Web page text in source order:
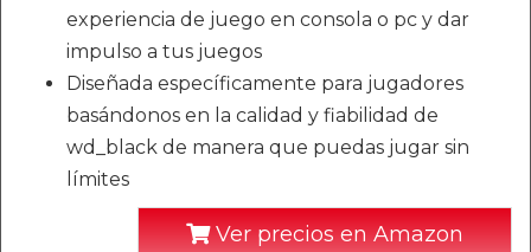
experiencia de juego en consola o pc y dar
impulso a tus juegos
Diseñada específicamente para jugadores
basándonos en la calidad y fiabilidad de
wd_black de manera que puedas jugar sin
límites
Ver precios en Amazon